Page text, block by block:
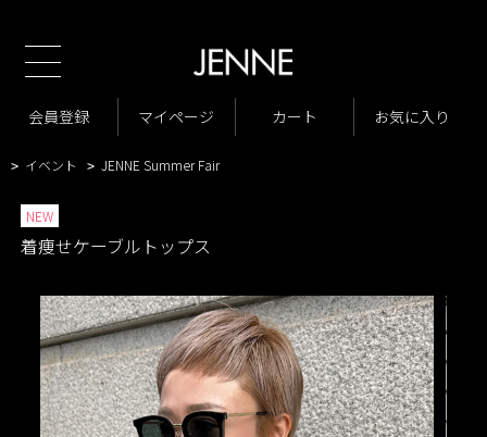
会員登録 マイページ カート お気に入り
TOP
商品一覧 > New Arrivals
VARIATION LIST3 着痩せケーブルトップス
> イベント > JENNE Summer Fair
NEW
着痩せケーブルトップス